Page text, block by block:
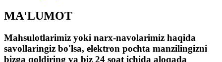
MA'LUMOT
Mahsulotlarimiz yoki narx-navolarimiz haqida
savollaringiz bo'lsa, elektron pochta manzilingizni
bizga qoldiring va biz 24 soat ichida aloqada